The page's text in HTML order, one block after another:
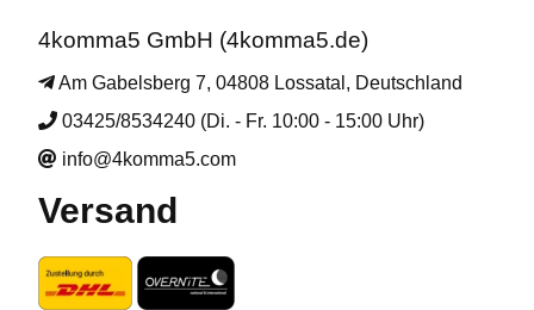
4komma5 GmbH (4komma5.de)
Am Gabelsberg 7, 04808 Lossatal, Deutschland
03425/8534240 (Di. - Fr. 10:00 - 15:00 Uhr)
info@4komma5.com
Versand